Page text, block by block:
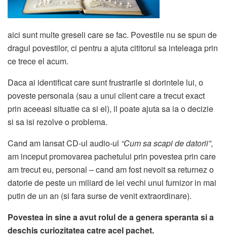
aici sunt multe greseli care se fac. Povestile nu se spun de
dragul povestilor, ci pentru a ajuta cititorul sa inteleaga prin
ce trece el acum.
Daca ai identificat care sunt frustrarile si dorintele lui, o
poveste personala (sau a unui client care a trecut exact
prin aceeasi situatie ca si el), il poate ajuta sa ia o decizie
si sa isi rezolve o problema.
Cand am lansat CD-ul audio-ul “Cum sa scapi de datorii”,
am inceput promovarea pachetului prin povestea prin care
am trecut eu, personal – cand am fost nevoit sa returnez o
datorie de peste un miliard de lei vechi unui furnizor in mai
putin de un an (si fara surse de venit extraordinare).
Povestea in sine a avut rolul de a genera speranta si a
deschis curiozitatea catre acel pachet.